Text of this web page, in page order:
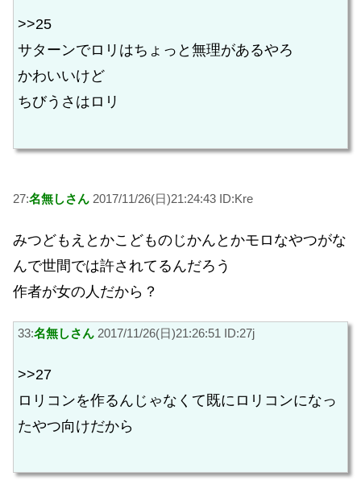
>>25
サターンでロリはちょっと無理があるやろ
かわいいけど
ちびうさはロリ
27:名無しさん 2017/11/26(日)21:24:43 ID:Kre
みつどもえとかこどものじかんとかモロなやつがな
んで世間では許されてるんだろう
作者が女の人だから？
33:名無しさん 2017/11/26(日)21:26:51 ID:27j
>>27
ロリコンを作るんじゃなくて既にロリコンになっ
たやつ向けだから